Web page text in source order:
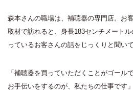
森本さんの職場は、補聴器の専門店。お
取材で訪れると、身長183センチメート
っているお客さんの話をじっくりと聞い
「補聴器を買っていただくことがゴール
お手伝いをするのが、私たちの仕事です